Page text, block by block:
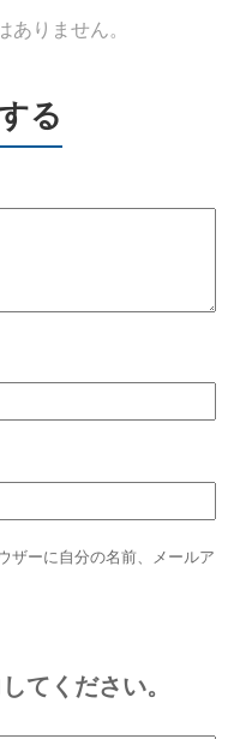
ありません。
る
ザーに自分の名前、メールア
てください。